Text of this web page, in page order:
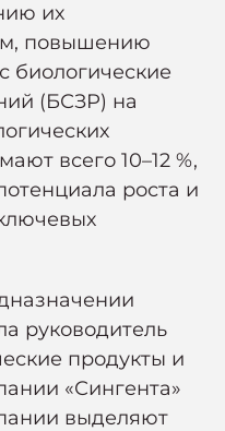
их
повышению
биологические
(БСЗР) на
всего 10–12 %,
роста и
руководитель
продукты и
«Сингента»
выделяют